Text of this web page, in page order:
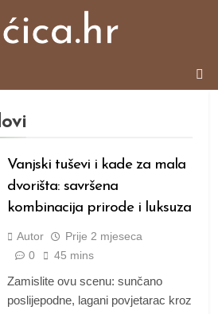
O Malim Kućama I Održivom Načinu
Života.
Vanjski tuševi i kade za mala
dvorišta: savršena
kombinacija prirode i luksuza
Autor Prije 2 mjeseca
0
45 mins
Zamislite ovu scenu: sunčano
poslijepodne, lagani povjetarac kroz